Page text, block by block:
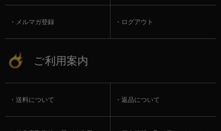
メルマガ登録 ログアウト
ご利用案内
送料について 返品について